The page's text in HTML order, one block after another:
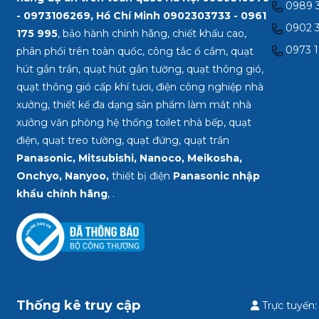
- 0973106269, Hồ Chí Minh 0902303733 - 0961
175 995, bảo hành chính hãng, chiết khấu cao,
phân phối trên toàn quốc, công tắc ổ cắm, quạt
hút gắn trần, quạt hút gắn tường, quạt thông gió,
quạt thông gió cấp khí tươi, điện công nghiệp nhà
xưởng, thiết kế đa dạng sản phẩm làm mát nhà
xưởng văn phòng hệ thống toilet nhà bếp, quạt
điện, quạt treo tường, quạt đứng, quạt trần
Panasonic, Mitsubishi, Nanoco, Meikosha,
Onchyo, Nanyoo,thiết bị điện Panasonic nhập
khẩu chính hãng, .
0989
0902
0973
Thống kê truy cập Trực tuyến: